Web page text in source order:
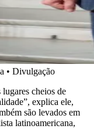
• Divulgação
lugares cheios de
explica ele,
são levados em
latinoamericana,